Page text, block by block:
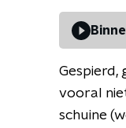
Gespierd,
vooral
schuine